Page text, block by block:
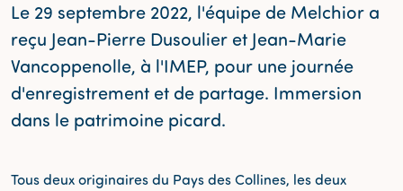
Le 29 septembre 2022, l'équipe de Melchior a
reçu Jean-Pierre Dusoulier et Jean-Marie
Vancoppenolle, à l'IMEP, pour une journée
d'enregistrement et de partage. Immersion
dans le patrimoine picard.
Tous deux originaires du Pays des Collines, les deux